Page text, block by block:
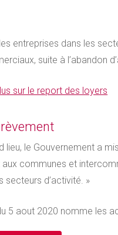
entreprises dans les
suite à l’abandon
sur le report des loyers
lieu, le Gouvernement a
communes et
secteurs d’activité. »
5 aout 2020 nomme les